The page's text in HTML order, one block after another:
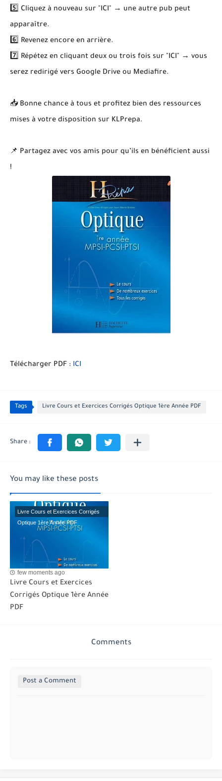
5️⃣ Cliquez à nouveau sur "ICI" → une autre pub peut
apparaître.
6️⃣ Revenez encore en arrière.
7️⃣ Répétez en cliquant deux ou trois fois sur "ICI" → vous
serez redirigé vers Google Drive ou Mediafire.
📥 Bonne chance à tous et profitez bien des ressources
mises à votre disposition sur KLPrepa.
📌 Partagez avec vos amis pour qu’ils en bénéficient aussi
!
Télécharger PDF : ICI
Tags Livre Cours et Exercices Corrigés Optique 1ère Année PDF
You may like these posts
Livre Cours et Exercices Corrigés
Optique 1ère Année PDF
few moments ago
Livre Cours et Exercices
Corrigés Optique 1ère Année
PDF
Comments
Post a Comment